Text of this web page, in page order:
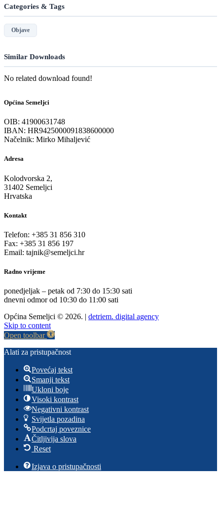
Categories & Tags
Objave
Similar Downloads
No related download found!
Općina Semeljci
OIB: 41900631748
IBAN: HR9425000091838600000
Načelnik: Mirko Mihaljević
Adresa
Kolodvorska 2,
31402 Semeljci
Hrvatska
Kontakt
Telefon: +385 31 856 310
Fax: +385 31 856 197
Email: tajnik@semeljci.hr
Radno vrijeme
ponedjeljak – petak od 7:30 do 15:30 sati
dnevni odmor od 10:30 do 11:00 sati
Općina Semeljci © 2026. | detriem. digital agency
Skip to content
Open toolbar
Alati za pristupačnost
Povećaj tekst
Smanji tekst
Ukloni boje
Visoki kontrast
Negativni kontrast
Svijetla pozadina
Podcrtaj poveznice
Čitljivija slova
Reset
Izjava o pristupačnosti